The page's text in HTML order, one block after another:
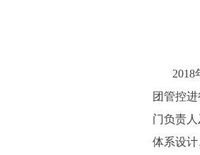
团管控
门负责
体系设